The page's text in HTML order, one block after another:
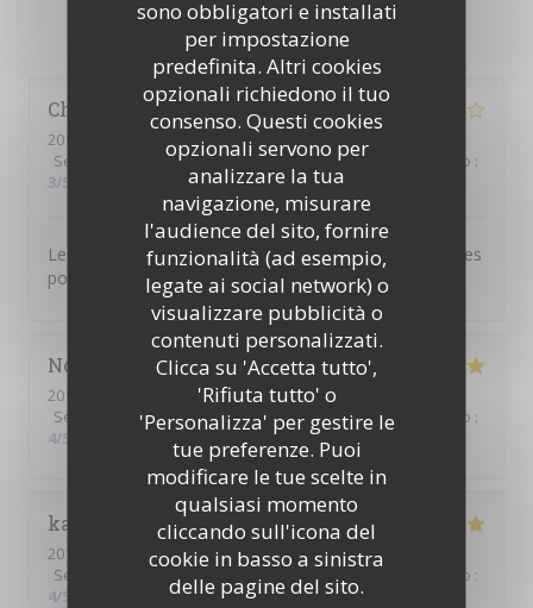
sono obbligatori e installati
per impostazione
predefinita. Altri cookies
opzionali richiedono il tuo
consenso. Questi cookies
opzionali servono per
analizzare la tua
navigazione, misurare
l'audience del sito, fornire
funzionalità (ad esempio,
legate ai social network) o
visualizzare pubblicità o
contenuti personalizzati.
Clicca su 'Accetta tutto',
'Rifiuta tutto' o
'Personalizza' per gestire le
tue preferenze. Puoi
modificare le tue scelte in
qualsiasi momento
cliccando sull'icona del
cookie in basso a sinistra
delle pagine del sito.
I pareri dei nostri clienti
Christelle L
2018-04-21
- 15:00 - Ospiti 2
Servizio
Atmosfera:4/5 Cucina:4 /5 Qualità / Prezzo :
3/5
Les pâtisseries étaient bonnes mais un peu minimalistes
pour le prix
Noémie
2018-04-07
- 14:30 - Ospiti 6
Servizio
/5 Atmosfera:4/5 Cucina: 4/5 Qualità / Prezzo :
4/5
karima
2018-03-30
- 12:00 - Ospiti 2
Servizio
Atmosfera /5 Cucina : /5 Qualità / Prezzo :
4/5